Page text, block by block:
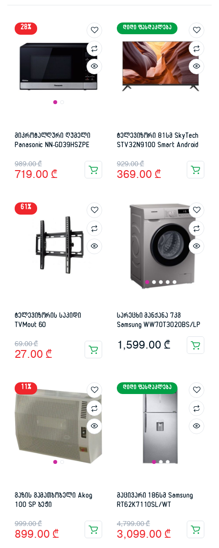
28%
მიკროტალღური ღუმელი
Panasonic NN-GD39HSZPE
989.00₾
Original
price
989.00 ₾.
719.00 ₾
Current
price
719.00 ₾.
ᲓᲘᲓᲘ ᲤᲐᲡᲓᲐᲙᲚᲔᲑᲐ
ტელევიზორი 81სმ SkyTech
STV32N9100 Smart Android
929.00₾
Original
price
929.00 ₾.
369.00 ₾
Current
price
369.00 ₾.
61%
ტელევიზორის საკიდი
TVMout 60
69.00₾
Original
price
69.00 ₾.
27.00 ₾
Current
price
27.00 ₾.
სარეცხი მანქანა 7კგ
Samsung WW70T3020BS/LP
1,599.00 ₾
11%
გაზის გამათბობელი Akog
100 SP ბეჟი
999.00₾
Original
price
899.00 ₾
Current
price
ᲓᲘᲓᲘ ᲤᲐᲡᲓᲐᲙᲚᲔᲑᲐ
მაცივარი 186სმ Samsung
RT62K7110SL/WT
4,799.00₾
Original
price
3,099.00 ₾
Current
price